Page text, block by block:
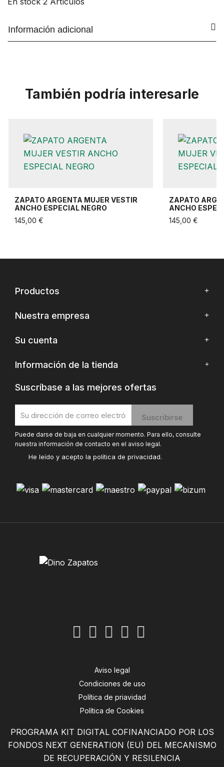
Información adicional
También podría interesarle
ZAPATO ARGENTA MUJER VESTIR
ANCHO ESPECIAL NEGRO
145,00 €
ZAPATO
ANCHO
145,00 €
Productos
Nuestra empresa
Su cuenta
Información de la tienda
Suscríbase a las mejores ofertas
Puede darse de baja en cualquier momento. Para ello, consulte
nuestra información de contacto en el aviso legal.
He leído y acepto la política de privacidad.
Aviso legal
Condiciones de uso
Política de priavidad
Política de Cookies
PROGRAMA KIT DIGITAL COFINANCIADO POR LOS
FONDOS NEXT GENERATION (EU) DEL MECANISMO
DE RECUPERACIÓN Y RESILENCIA